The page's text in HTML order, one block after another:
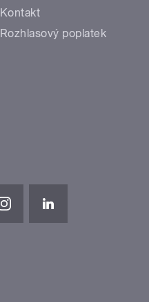
Kontakt
Rozhlasový poplatek